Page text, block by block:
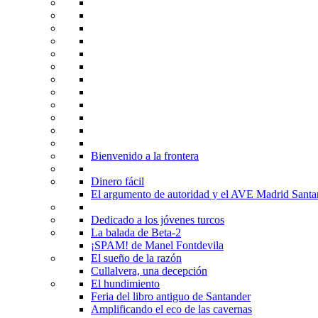
Bienvenido a la frontera
Dinero fácil
El argumento de autoridad y el AVE Madrid
Dedicado a los jóvenes turcos
La balada de Beta-2
¡SPAM! de Manel Fontdevila
El sueño de la razón
Cullalvera, una decepción
El hundimiento
Feria del libro antiguo de Santander
Amplificando el eco de las cavernas